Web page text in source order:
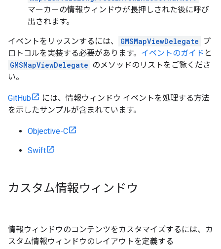
マーカーの情報ウィンドウが長押しされた後に呼び
出されます。
イベントをリッスンするには、 GMSMapViewDelegate プ
ロトコルを実装する必要があります。 イベントのガイド と
GMSMapViewDelegate のメソッドのリストをご覧くださ
い。
GitHub
には、情報ウィンドウ イベントを処理する方法
を示したサンプルが含まれています。
Objective-C
Swift
カスタム情報ウィンドウ
情報ウィンドウのコンテンツをカスタマイズするには、カ
スタム情報ウィンドウのレイアウトを定義する